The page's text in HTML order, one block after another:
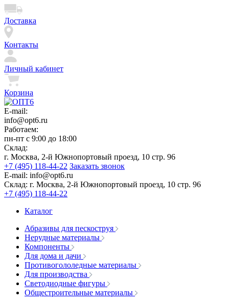
Доставка
Контакты
Личный кабинет
Корзина
E-mail:
info@opt6.ru
Работаем:
пн-пт с 9:00 до 18:00
Склад:
г. Москва, 2-й Южнопортовый проезд, 10 стр. 96
+7 (495) 118-44-22 Заказать звонок
E-mail: info@opt6.ru
Склад: г. Москва, 2-й Южнопортовый проезд, 10 стр. 96
+7 (495) 118-44-22
Каталог
Абразивы для пескоструя
Нерудные материалы
Компоненты
Для дома и дачи
Противогололедные материалы
Для производства
Светодиодные фигуры
Общестроительные материалы